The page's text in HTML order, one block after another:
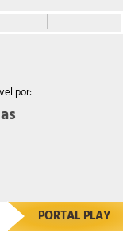
por:
PORTAL PLAY